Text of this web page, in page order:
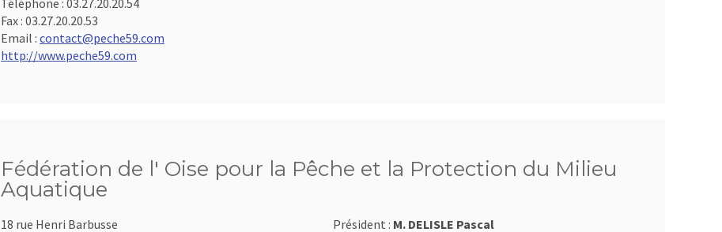
Téléphone : 03.27.20.20.54
Fax : 03.27.20.20.53
Email : contact@peche59.com
http://www.peche59.com
Fédération de l' Oise pour la Pêche et la Protection du Milieu
Aquatique
18 rue Henri Barbusse Président : M. DELISLE Pascal